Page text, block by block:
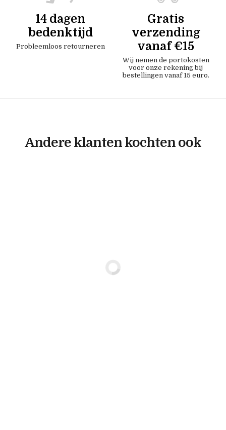
14 dagen
bedenktijd
Probleemloos retourneren
Gratis
verzending
vanaf €15
Wij nemen de portokosten
voor onze rekening bij
bestellingen vanaf 15 euro.
Andere klanten kochten ook